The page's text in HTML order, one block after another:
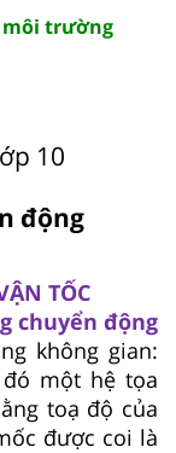
môi trường
10
động
TỐC
chuyển động
không gian:
một hệ tọa
toạ độ của
được coi là